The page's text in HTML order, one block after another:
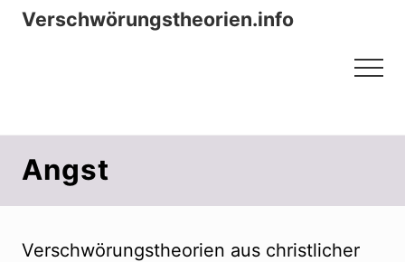
Menu
Zum
ZurVerschwörungstheorien.info
Menu
Angst
Verschwörungstheorien aus christlicher